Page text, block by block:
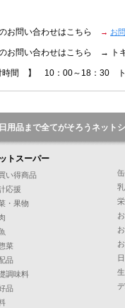
お問い合わせはこちら
→ お
お問い合わせはこちら → ト
間 】 10：00～18：30 ト
用品まで全てがそろうネット
トスーパー
い得商品
応援
・果物
菜
品
調味料
品